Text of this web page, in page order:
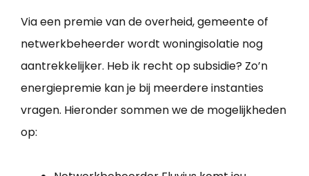
Via een premie van de overheid, gemeente of
netwerkbeheerder wordt woningisolatie nog
aantrekkelijker. Heb ik recht op subsidie? Zo’n
energiepremie kan je bij meerdere instanties
vragen. Hieronder sommen we de mogelijkheden
op: